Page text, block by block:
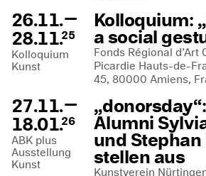
26.11.—
28.11.25
Kolloquium
Kunst
Kolloquium:
a social
Fonds Régional d’Art
Picardie Hauts-de-
45, 80000 Amiens,
27.11.—
18.01.26
ABK plus
Ausstellung
Kunst
Alumni
und Stephan
stellen aus
Kunstverein